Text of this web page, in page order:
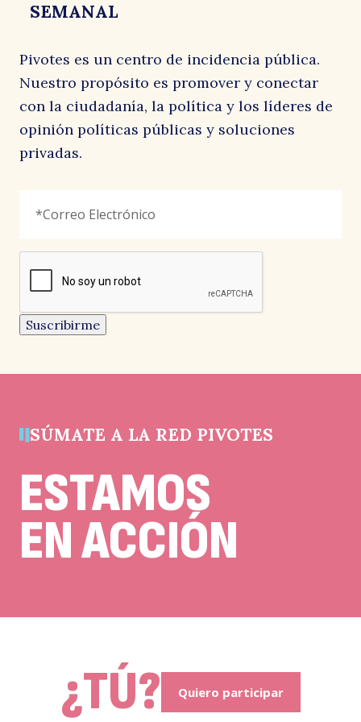
SEMANAL
señala
campo
un
campo
de
debe
Electrónico *
reCAPTCHA
Suscribirme
Pivotes es un centro de incidencia pública.
Nuestro propósito es promover y conectar
con la ciudadanía, la política y los líderes de
opinión políticas públicas y soluciones
privadas.
SÚMATE A LA RED PIVOTES
ESTAMOS
EN ACCIÓN
¿TÚ? Quiero participar